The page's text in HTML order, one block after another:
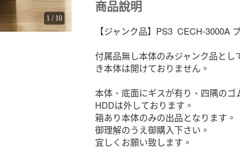
1/ 10
商品說明
【ジャンク品】PS3  CECH-3000A
付属品無し本体のみジャンク品と
き本体は開けておりません。
本体、底面にギスが有り、四隅のゴ
HDDは外しております。
箱あり本体のみの出品となります。
御理解のうえ御購入下さい。
宜しくお願い致します。